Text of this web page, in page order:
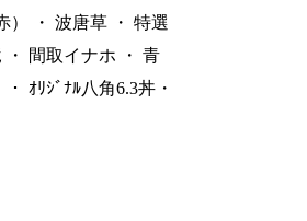
・ 波唐草 ・ 特選
・ 間取イナホ ・ 青
・
ｵﾘｼﾞﾅﾙ八角6.3丼・